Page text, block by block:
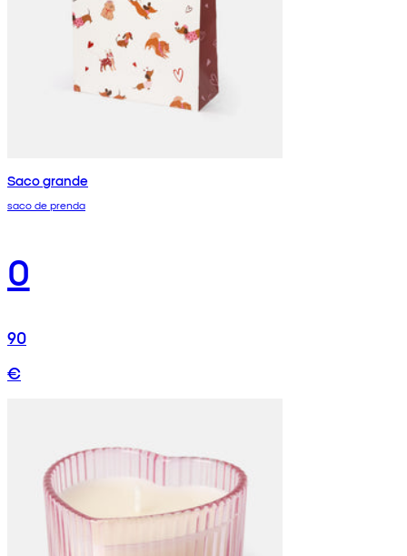
Saco grande
saco de prenda
0
90
€